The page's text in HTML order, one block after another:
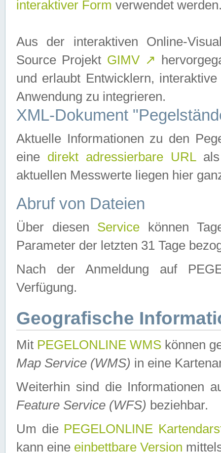
interaktiver Form verwendet
Aus der interaktiven Online-
Source Projekt GIMV ↗
und erlaubt Entwicklern,
Anwendung zu integrieren.
XML-Dokument
Aktuelle Informationen zu den
eine direkt adressierbare URLals
aktuellen Messwerte liegen hier
Abruf von Dateien
Über diesen Service können
Parameter der letzten 31 Tage
Nach der Anmeldung auf
Verfügung.
Geografische
Mit PEGELONLINE WMS können
Map Service (WMS) in eine
Weiterhin sind die Informationen
Feature Service (WFS) beziehbar.
Um die PEGELONLINE
kann eine einbettbare Version